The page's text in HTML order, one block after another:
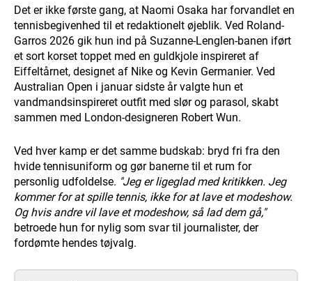
Det er ikke første gang, at Naomi Osaka har forvandlet en
tennisbegivenhed til et redaktionelt øjeblik. Ved Roland-
Garros 2026 gik hun ind på Suzanne-Lenglen-banen iført
et sort korset toppet med en guldkjole inspireret af
Eiffeltårnet, designet af Nike og Kevin Germanier. Ved
Australian Open i januar sidste år valgte hun et
vandmandsinspireret outfit med slør og parasol, skabt
sammen med London-designeren Robert Wun.
Ved hver kamp er det samme budskab: bryd fri fra den
hvide tennisuniform og gør banerne til et rum for
personlig udfoldelse. "Jeg er ligeglad med kritikken. Jeg
kommer for at spille tennis, ikke for at lave et modeshow.
Og hvis andre vil lave et modeshow, så lad dem gå,"
betroede hun for nylig som svar til journalister, der
fordømte hendes tøjvalg.